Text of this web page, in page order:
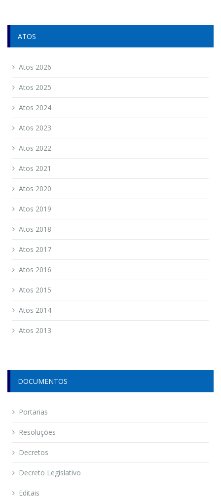
ATOS
Atos 2026
Atos 2025
Atos 2024
Atos 2023
Atos 2022
Atos 2021
Atos 2020
Atos 2019
Atos 2018
Atos 2017
Atos 2016
Atos 2015
Atos 2014
Atos 2013
DOCUMENTOS
Portarias
Resoluções
Decretos
Decreto Legislativo
Editais